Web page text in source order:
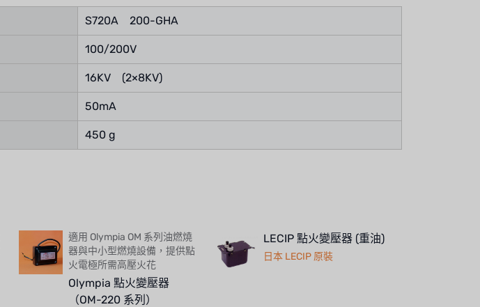
S720A 200-GHA
100/200V
16KV (2×8KV)
50mA
450 g
適用 Olympia OM 系列油燃燒
器與中小型燃燒設備，提供點
火電極所需高壓火花
Olympia 點火變壓器
（OM-220 系列）
LECIP 點火變壓器 (重油)
日本 LECIP 原裝